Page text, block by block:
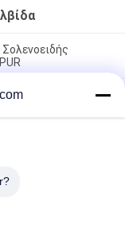
Σολενοειδούς
βαλβίδων